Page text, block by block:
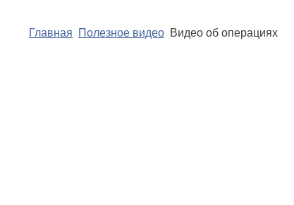
Главная Полезное видео Видео об операциях